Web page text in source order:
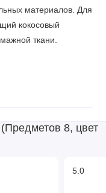
материалов. Для
кокосовый
ткани.
8, цвет
5.0